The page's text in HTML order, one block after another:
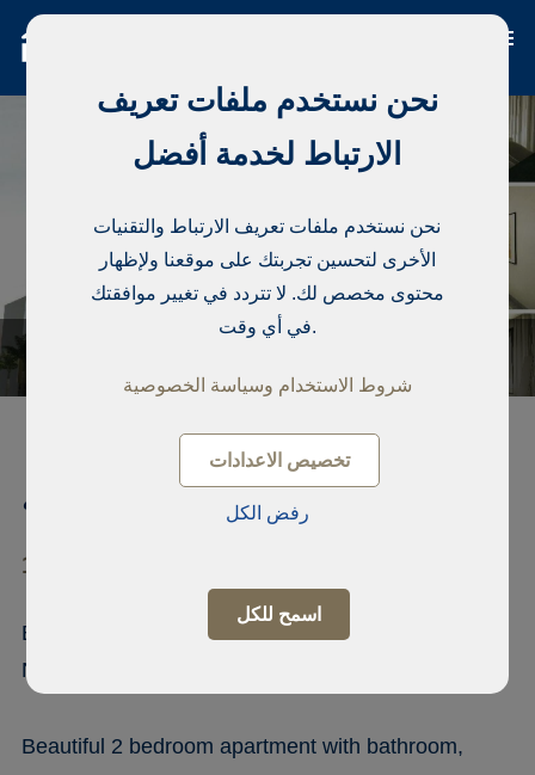
شقة سكنية, Sicap Liberté 2
11 000 Liberté 1
Beautiful 2 bedroom apartment in the
NANCY residen
Beautiful 2 bedroom apartment with bathroom,
نحن نستخدم ملفات تعريف
الارتباط لخدمة أفضل
نحن نستخدم ملفات تعريف الارتباط والتقنيات
الأخرى لتحسين تجربتك على موقعنا ولإظهار
محتوى مخصص لك. لا تتردد في تغيير موافقتك
في أي وقت.
شروط الاستخدام وسياسة الخصوصية
تخصيص الاعدادات
رفض الكل
اسمح للكل